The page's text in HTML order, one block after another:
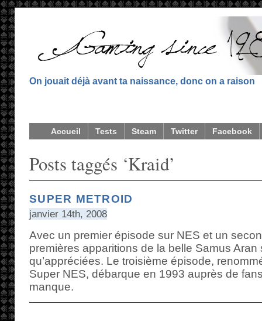
On jouait déjà avant ta naissance, donc on a raison
Accueil Tests Steam Twitter Facebook
Posts taggés ‘Kraid’
SUPER METROID
janvier 14th, 2008
Avec un premier épisode sur NES et un
premières apparitions de la belle Samus
qu’appréciées. Le troisième épisode,
Super NES, débarque en 1993 auprès de
manque.